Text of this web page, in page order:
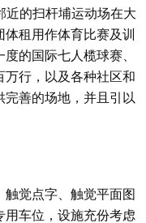
近的扫杆埔运动场在大
租用作体育比赛及训
的国际七人榄球赛、
行，以及各种社区和
善的场地，并且引以
觉点字、触觉平面图
用车位，设施充份考虑